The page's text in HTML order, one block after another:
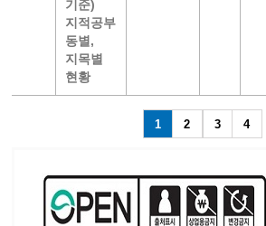
기준)
지적공부
동별,
지목별
현황
1 2 3 4